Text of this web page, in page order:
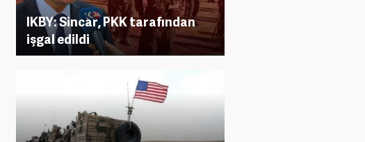
IKBY: Sincar, PKK tarafından
işgal edildi